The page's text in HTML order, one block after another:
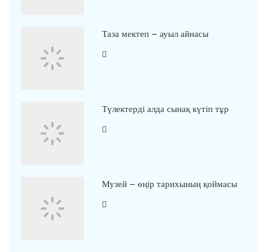
Таза мектеп – ауыл айнасы
Түлектерді алда сынақ күтіп тұр
Музей – өңір тарихының қоймасы